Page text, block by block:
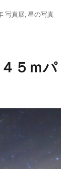
写真展,星の写真
５ｍパ